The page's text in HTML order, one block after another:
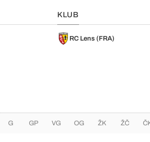
KLUB
RC Lens (FRA)
G GP VG OG ŽK ŽČ